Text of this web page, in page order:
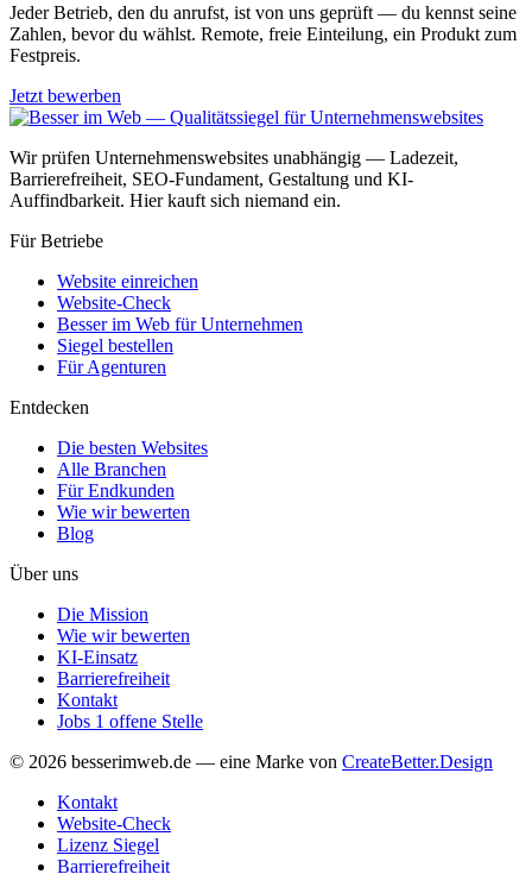
Jeder Betrieb, den du anrufst, ist von uns geprüft — du kennst seine
Zahlen, bevor du wählst. Remote, freie Einteilung, ein Produkt zum
Festpreis.
Jetzt bewerben
Wir prüfen Unternehmenswebsites unabhängig — Ladezeit,
Barrierefreiheit, SEO-Fundament, Gestaltung und KI-
Auffindbarkeit. Hier kauft sich niemand ein.
Für Betriebe
Website einreichen
Website-Check
Besser im Web für Unternehmen
Siegel bestellen
Für Agenturen
Entdecken
Die besten Websites
Alle Branchen
Für Endkunden
Wie wir bewerten
Blog
Über uns
Die Mission
Wie wir bewerten
KI-Einsatz
Barrierefreiheit
Kontakt
Jobs 1 offene Stelle
© 2026 besserimweb.de — eine Marke von CreateBetter.Design
Kontakt
Website-Check
Lizenz Siegel
Barrierefreiheit